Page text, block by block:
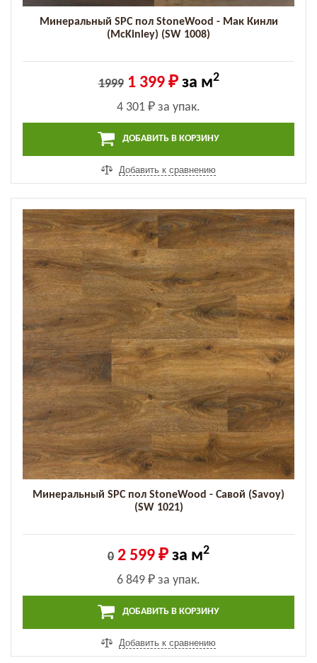
Минеральный SPC пол StoneWood - Мак Кинли
(McKinley) (SW 1008)
1999 1 399 ₽за м2
4 301 ₽ за упак.
ДОБАВИТЬ В КОРЗИНУ
Добавить к сравнению
Минеральный SPC пол StoneWood - Савой (Savoy)
(SW 1021)
0 2 599 ₽ за м2
6 849 ₽ за упак.
ДОБАВИТЬ В КОРЗИНУ
Добавить к сравнению